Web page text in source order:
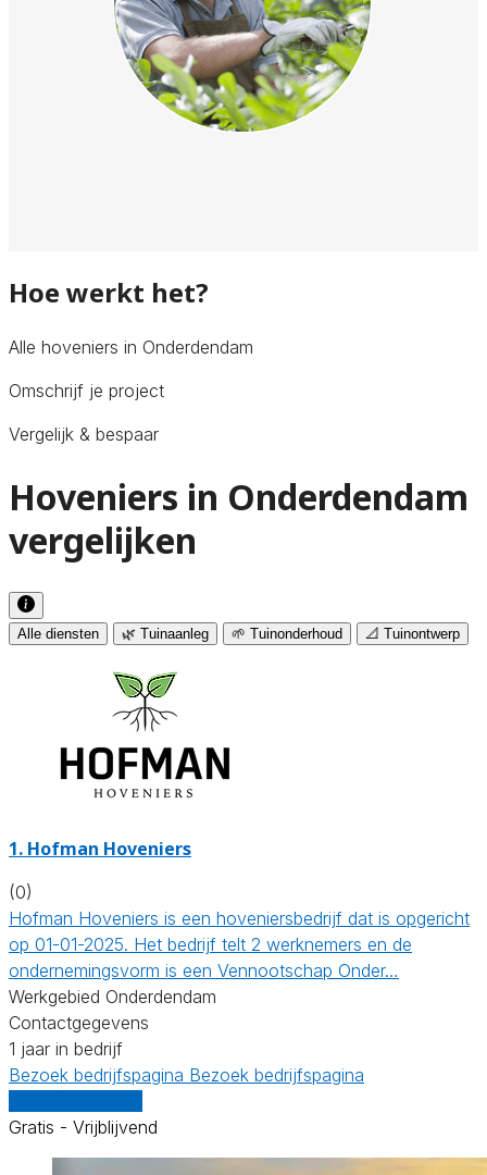
Hoe werkt het?
Alle hoveniers in Onderdendam
Omschrijf je project
Vergelijk & bespaar
Hoveniers in Onderdendam
vergelijken
Alle diensten 🌿 Tuinaanleg 🌱 Tuinonderhoud 📐 Tuinontwerp
1. Hofman Hoveniers
(0)
Hofman Hoveniers is een hoveniersbedrijf dat is opgericht
op 01-01-2025. Het bedrijf telt 2 werknemers en de
ondernemingsvorm is een Vennootschap Onder…
Werkgebied Onderdendam
Contactgegevens
1 jaar in bedrijf
Bezoek bedrijfspagina Bezoek bedrijfspagina
Gratis - Vrijblijvend